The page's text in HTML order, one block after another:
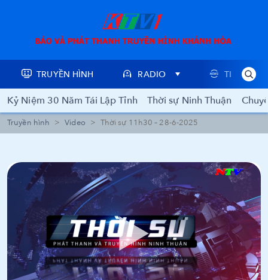
TRUYỀN HÌNH RADIO TIN TỨC
Kỷ Niệm 30 Năm Tái Lập Tỉnh Thời sự Ninh Thuận
Truyền hình Video Thời sự 11h30 – 28-6-2025